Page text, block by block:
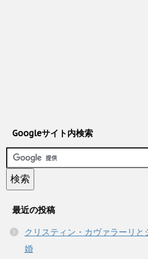
Googleサイト内検索
最近の投稿
クリスティン・カヴァラーリ
婚